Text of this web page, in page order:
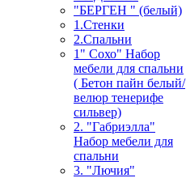
"БЕРГЕН " (белый)
1.Стенки
2.Спальни
1" Сохо" Набор
мебели для спальни
( Бетон пайн белый/
велюр тенерифе
сильвер)
2. "Габриэлла"
Набор мебели для
спальни
3. "Лючия"